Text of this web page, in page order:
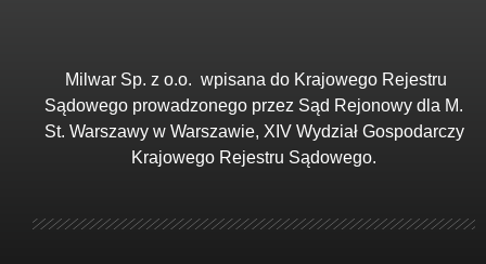
Milwar Sp. z o.o. wpisana do Krajowego Rejestru
Sądowego prowadzonego przez Sąd Rejonowy dla M.
St. Warszawy w Warszawie, XIV Wydział Gospodarczy
Krajowego Rejestru Sądowego.